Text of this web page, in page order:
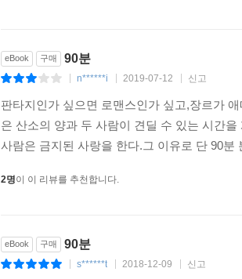
eBook 구매 90분
n******i 2019-07-12 신고
판타지인가 싶으면 로맨스인가 싶고,장르가
은 산소의 양과 두 사람이 견딜 수 있는 시간
사람은 금지된 사랑을 한다.그 이유로 단 90
2명이 이 리뷰를 추천합니다.
eBook 구매 90분
s******t 2018-12-09 신고